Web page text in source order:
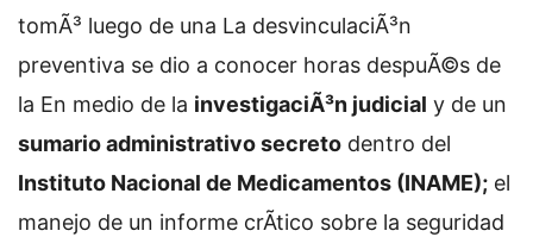
tomÃ³ luego de una La desvinculaciÃ³n
preventiva se dio a conocer horas despuÃ©s de
la En medio de la investigaciÃ³n judicial y de un
sumario administrativo secreto dentro del
Instituto Nacional de Medicamentos (INAME); el
manejo de un informe crÃ­tico sobre la seguridad